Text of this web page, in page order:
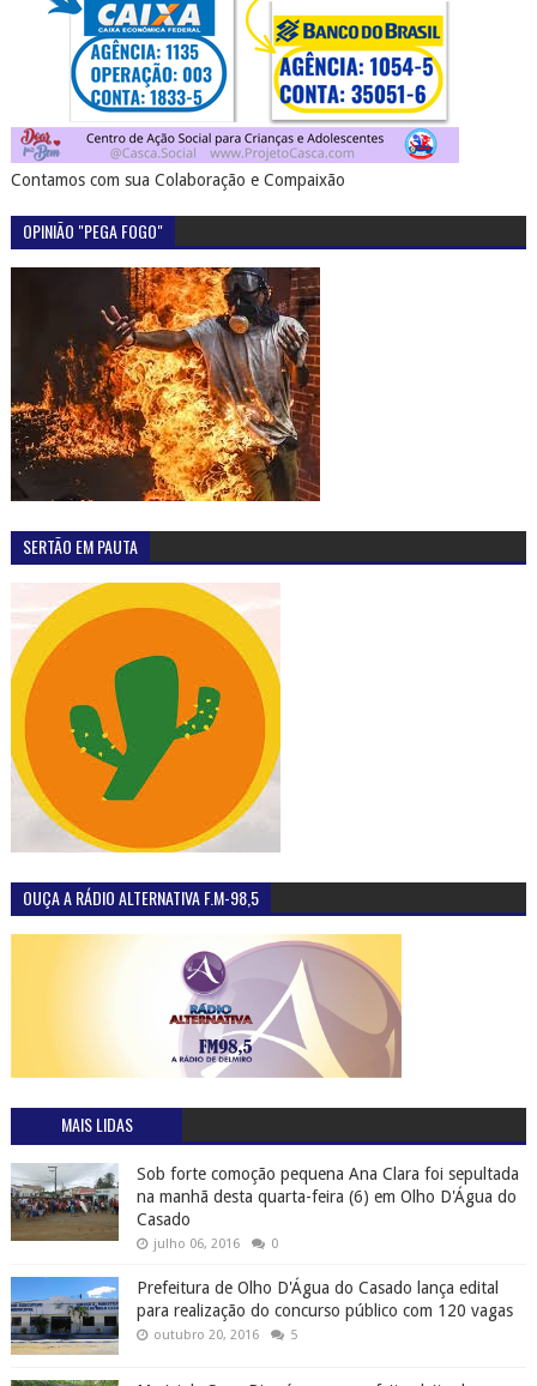
Contamos com sua Colaboração e Compaixão
OPINIÃO "PEGA FOGO"
SERTÃO EM PAUTA
OUÇA A RÁDIO ALTERNATIVA F.M-98,5
MAIS LIDAS
Sob forte comoção pequena Ana Clara foi sepultada
na manhã desta quarta-feira (6) em Olho D'Água do
Casado
julho 06, 2016 0
Prefeitura de Olho D'Água do Casado lança edital
para realização do concurso público com 120 vagas
outubro 20, 2016 5